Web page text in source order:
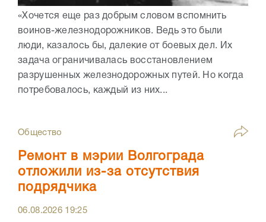
«Хочется еще раз добрым словом вспомнить
воинов-железнодорожников. Ведь это были
люди, казалось бы, далекие от боевых дел. Их
задача ограничивалась восстановлением
разрушенных железнодорожных путей. Но когда
потребовалось, каждый из них...
Общество
Ремонт в мэрии Волгограда
отложили из-за отсутствия
подрядчика
06.08.2026 19:25